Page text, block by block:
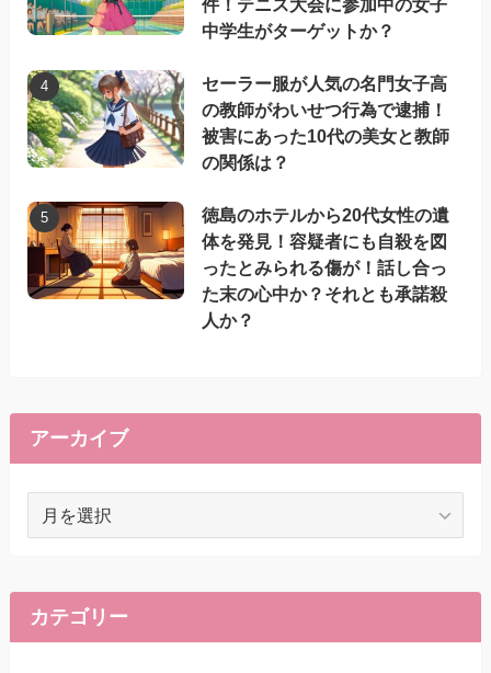
件！テニス大会に参加中の女子
中学生がターゲットか？
セーラー服が人気の名門女子高
の教師がわいせつ行為で逮捕！
被害にあった10代の美女と教師
の関係は？
徳島のホテルから20代女性の遺
体を発見！容疑者にも自殺を図
ったとみられる傷が！話し合っ
た末の心中か？それとも承諾殺
人か？
アーカイブ
ブ
カテゴリー